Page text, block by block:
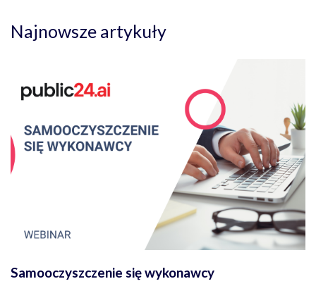
Najnowsze artykuły
Samooczyszczenie się wykonawcy